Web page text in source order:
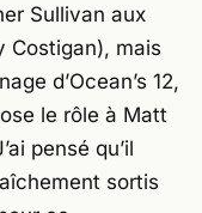
Sullivan aux
Costigan), mais
d’Ocean’s 12,
le rôle à Matt
pensé qu’il
sortis